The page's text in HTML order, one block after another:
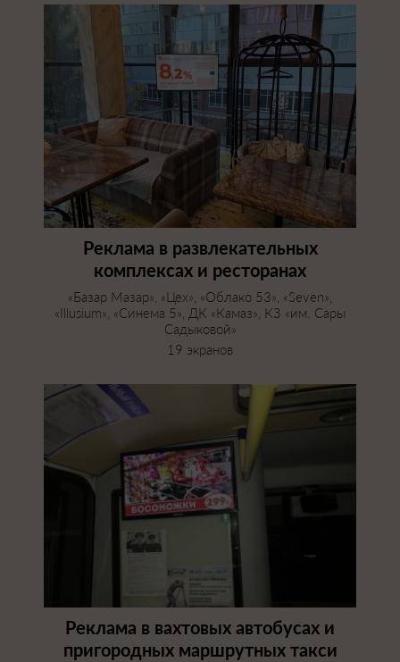
Реклама в развлекательных
комплексах и ресторанах
«Базар Мазар», «Цех», «Облако 53», «Seven»,
«Illusium», «Синема 5», ДК «Камаз», КЗ «им. Сары
Садыковой»
19 экранов
Реклама в вахтовых автобусах и
пригородных маршрутных такси